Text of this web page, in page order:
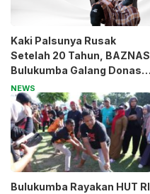
Kaki Palsunya Rusak
Setelah 20 Tahun, BAZNAS
Bulukumba Galang Donasi
untuk Pak Pardi
NEWS
Bulukumba Rayakan HUT RI